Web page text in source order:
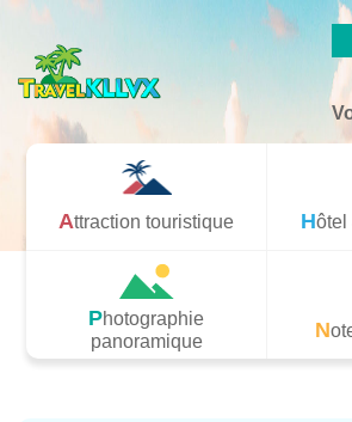
Attraction touristique
Photographie
panoramique